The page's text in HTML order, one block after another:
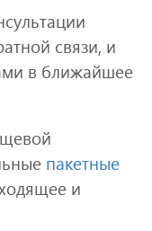
связи, и
в ближайшее
пакетные
и